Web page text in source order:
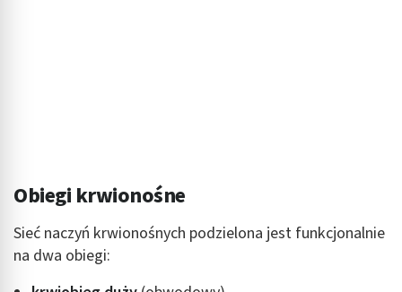
Obiegi krwionośne
Sieć naczyń krwionośnych podzielona jest funkcjonalnie
na dwa obiegi: